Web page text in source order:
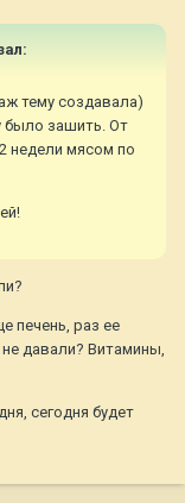
тему создавала)
было зашить. От
недели мясом по
печень, раз ее
давали? Витамины,
сегодня будет